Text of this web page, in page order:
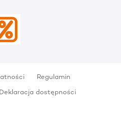
Regulamin
Deklaracja dostępności